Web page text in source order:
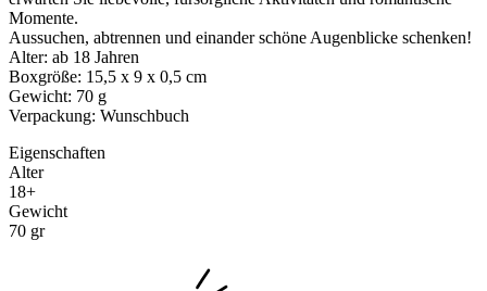
Momente.
Aussuchen, abtrennen und einander schöne Augenblicke schenken!
Alter: ab 18 Jahren
Boxgröße: 15,5 x 9 x 0,5 cm
Gewicht: 70 g
Verpackung: Wunschbuch
Eigenschaften
Alter
18+
Gewicht
70 gr